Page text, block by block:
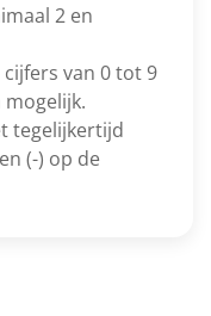
2 en
van 0 tot 9
mogelijk.
tegelijkertijd
(-) op de